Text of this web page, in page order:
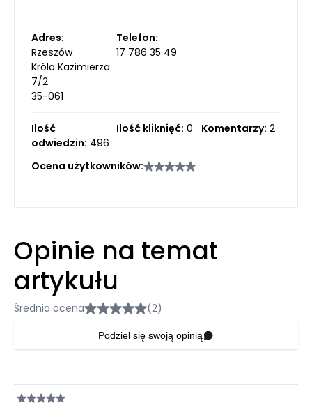
Adres:
Rzeszów
Króla Kazimierza
7/2
35-061
Telefon:
17 786 35 49
Ilość
odwiedzin: 496
Ilość kliknięć: 0 Komentarzy: 2
Ocena użytkowników:
Opinie na temat
artykułu
Średnia ocena (2)
Podziel się swoją opinią